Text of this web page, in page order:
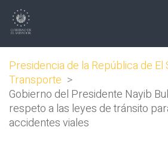
Presidencia de la República de El
Transporte >
Gobierno del Presidente Nayib
respeto a las leyes de tránsito
accidentes viales